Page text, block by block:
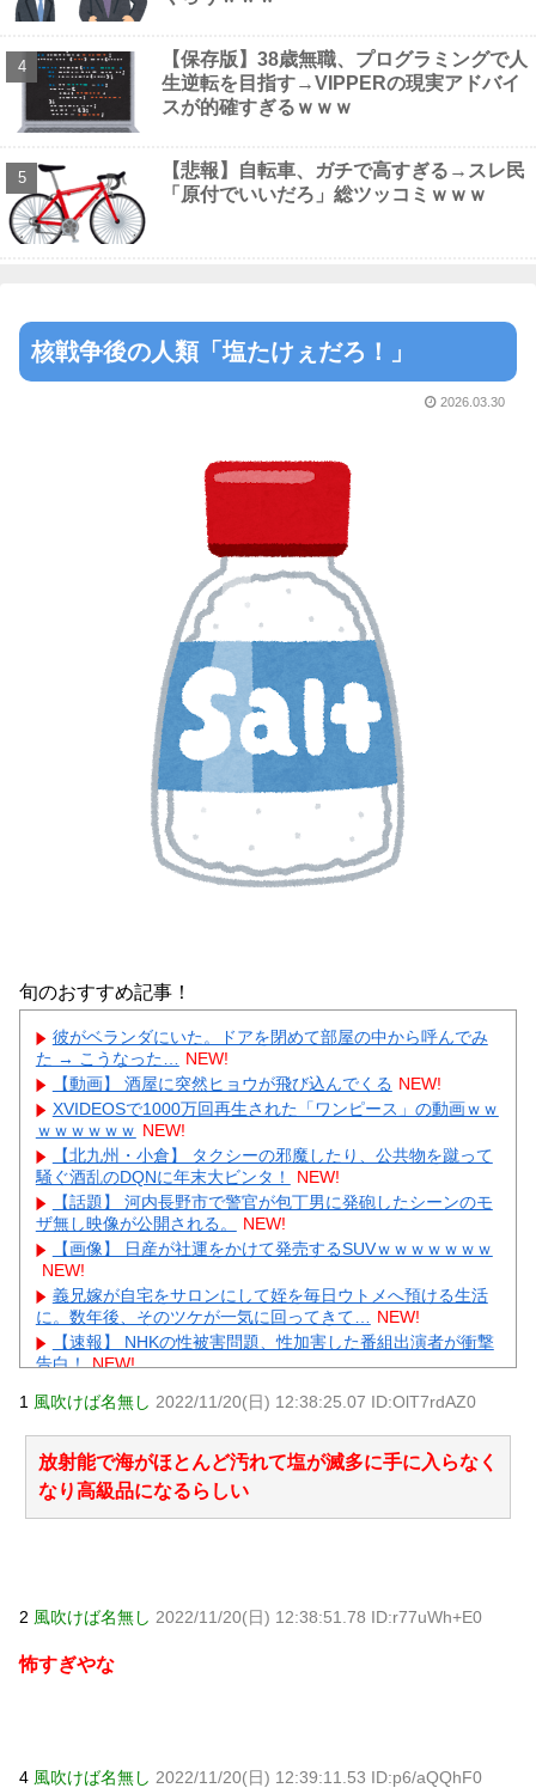
Powered by livedoor 相互RSS
【保存版】38歳無職、プログラミングで人
生逆転を目指す→VIPPERの現実アドバイ
スが的確すぎるｗｗｗ
【悲報】自転車、ガチで高すぎる→スレ民
「原付でいいだろ」総ツッコミｗｗｗ
核戦争後の人類「塩たけぇだろ！」
2026.03.30
旬のおすすめ記事！
彼がベランダにいた。ドアを閉めて部屋の中から呼んでみ
た → こうなった…
NEW!
【動画】 酒屋に突然ヒョウが飛び込んでくる NEW!
XVIDEOSで1000万回再生された「ワンピース」の動画ｗｗ
ｗｗｗｗｗｗ NEW!
【北九州・小倉】 タクシーの邪魔したり、公共物を蹴って
騒ぐ酒乱のDQNに年末大ビンタ！
NEW!
【話題】 河内長野市で警官が包丁男に発砲したシーンのモ
ザ無し映像が公開される。
NEW!
【画像】 日産が社運をかけて発売するSUVｗｗｗｗｗｗｗ
NEW!
義兄嫁が自宅をサロンにして姪を毎日ウトメへ預ける生活
に。数年後、そのツケが一気に回ってきて…
NEW!
【速報】 NHKの性被害問題、性加害した番組出演者が衝撃
告白！ NEW!
呂グッズの準備しとけよ」寝起きの私「知るかボケ」兄嫁
「キィィィィー！！！！」私「あ…」 NEW!
【物議】King Gnuの「やる気ない」宣伝動画に批判殺到→
ガル民も真っ二つにｗｗｗ
NEW!
【動画】 新型のさすまた、限界突破ｗｗｗｗｗｗ
元AKB社長、22億円申告漏れ 乃木坂46運営会社の株式を
Powered by livedoor 相互RSS
1 風吹けば名無し 2022/11/20(日) 12:38:25.07 ID:OlT7rdAZ0
放射能で海がほとんど汚れて塩が滅多に手に入らなく
なり高級品になるらしい
2 風吹けば名無し 2022/11/20(日) 12:38:51.78 ID:r77uWh+E0
怖すぎやな
4 風吹けば名無し 2022/11/20(日) 12:39:11.53 ID:p6/aQQhF0